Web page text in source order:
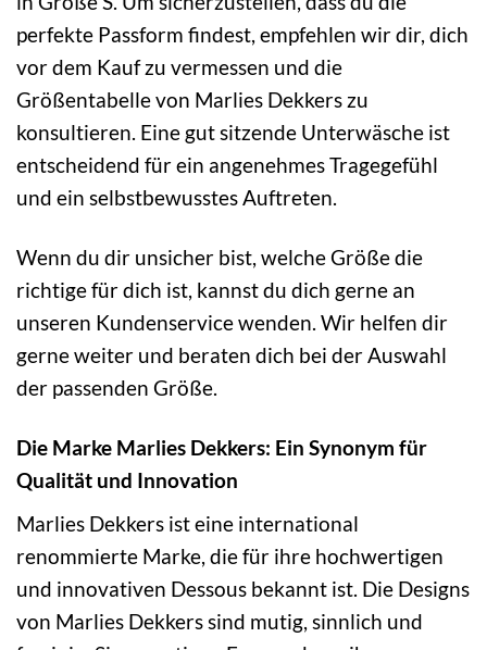
perfekte Passform findest, empfehlen wir dir, dich
vor dem Kauf zu vermessen und die
Größentabelle von Marlies Dekkers zu
konsultieren. Eine gut sitzende Unterwäsche ist
entscheidend für ein angenehmes Tragegefühl
und ein selbstbewusstes Auftreten.
Wenn du dir unsicher bist, welche Größe die
richtige für dich ist, kannst du dich gerne an
unseren Kundenservice wenden. Wir helfen dir
gerne weiter und beraten dich bei der Auswahl
der passenden Größe.
Die Marke Marlies Dekkers: Ein Synonym für
Qualität und Innovation
Marlies Dekkers ist eine international
renommierte Marke, die für ihre hochwertigen
und innovativen Dessous bekannt ist. Die Designs
von Marlies Dekkers sind mutig, sinnlich und